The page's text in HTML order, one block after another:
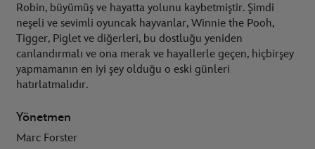
Robin, büyümüş ve hayatta yolunu kaybetmiştir. Şimdi
neşeli ve sevimli oyuncak hayvanlar, Winnie the Pooh,
Tigger, Piglet ve diğerleri, bu dostluğu yeniden
canlandırmalı ve ona merak ve hayallerle geçen, hiçbirşey
yapmamanın en iyi şey olduğu o eski günleri
hatırlatmalıdır.
Yönetmen
Marc Forster